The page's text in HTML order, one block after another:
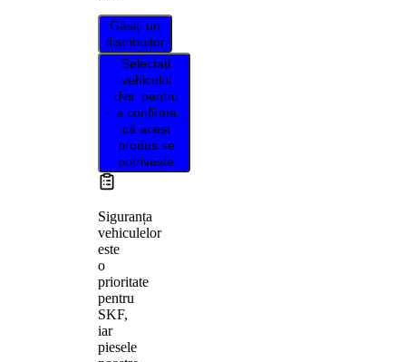
Găsiți un
distribuitor
Selectați
vehiculul
dvs. pentru
a confirma
că acest
produs se
potrivește
Siguranța
vehiculelor
este
o
prioritate
pentru
SKF,
iar
piesele